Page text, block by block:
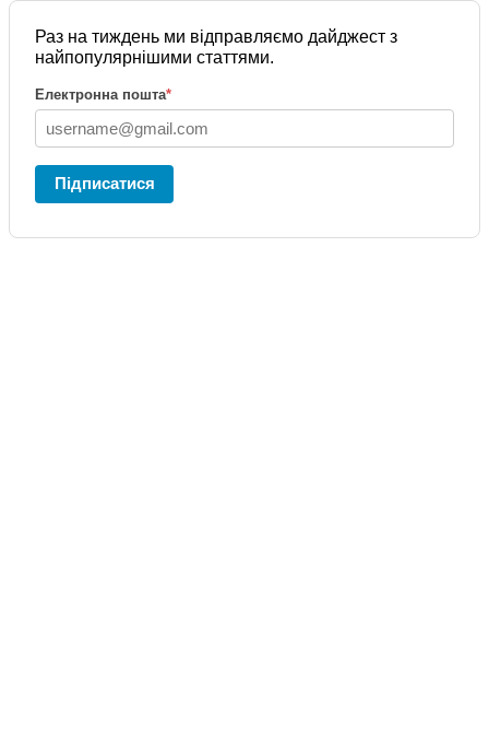
Раз на тиждень ми відправляємо дайджест з
найпопулярнішими статтями.
Електронна пошта*
Підписатися